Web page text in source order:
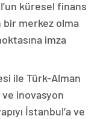
küresel finans
merkez olma
imza
ile Türk-Alman
inovasyon
İstanbul’a ve